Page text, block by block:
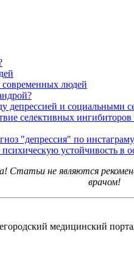
современных людей
депрессией и социальными
селективных
"депрессия" по инстаграму
психическую устойчивость
не являются
врачом!
медицинский